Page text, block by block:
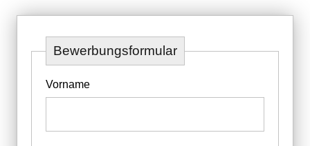
Bewerbungsformular
Vorname